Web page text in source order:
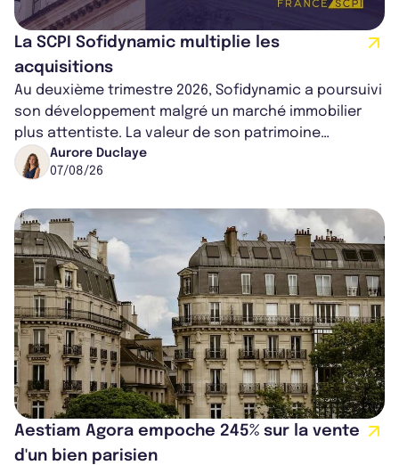
La SCPI Sofidynamic multiplie les
acquisitions
Au deuxième trimestre 2026, Sofidynamic a poursuivi
son développement malgré un marché immobilier
plus attentiste. La valeur de son patrimoine
progresse de 3,8% à périmètre constan...
Aurore Duclaye
07/08/26
Aestiam Agora empoche 245% sur la vente
d'un bien parisien